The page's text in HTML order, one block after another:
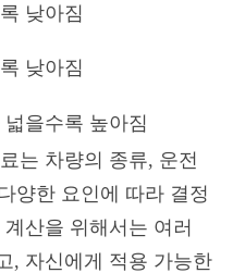
낮아짐
낮아짐
을수록 높아짐
는 차량의 종류, 운전
양한 요인에 따라 결정
산을 위해서는 여러
, 자신에게 적용 가능한